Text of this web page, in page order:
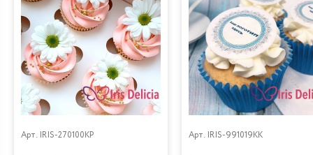
Чизкейк
Лимонно-Маковый
Кейк
Жареный шоколад-
Арт. IRIS-270100KP Арт. IRIS-991019KK